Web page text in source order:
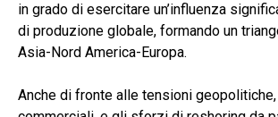
in grado di esercitare un’influenza
di produzione globale, formando un
Asia-Nord America-Europa.
Anche di fronte alle tensioni